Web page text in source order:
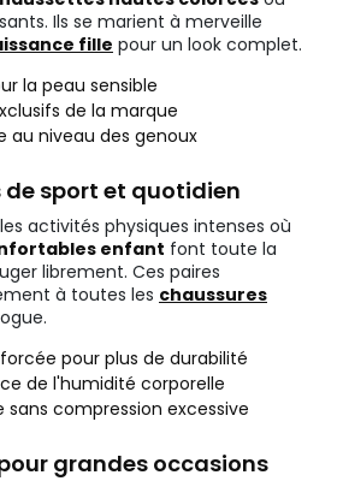
Ils se marient à merveille
fille pour un look complet.
la peau sensible
de la marque
au niveau des genoux
de sport et quotidien
activités physiques intenses où
enfant font toute la
librement. Ces paires
à toutes les chaussures
pour plus de durabilité
de l'humidité corporelle
sans compression excessive
grandes occasions